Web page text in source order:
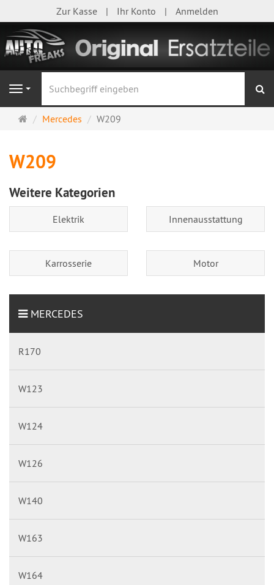
Zur Kasse Ihr Konto Anmelden
Navigation
Startseite
Mercedes W209
W209
Weitere Kategorien
Elektrik Innenausstattung
Karrosserie Motor
MERCEDES
R170
W123
W124
W126
W140
W163
W164